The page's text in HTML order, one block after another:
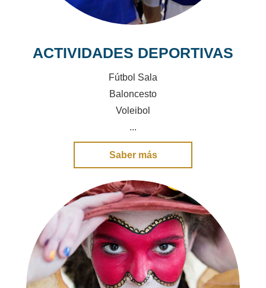
ACTIVIDADES DEPORTIVAS
Fútbol Sala
Baloncesto
Voleibol
...
Saber más